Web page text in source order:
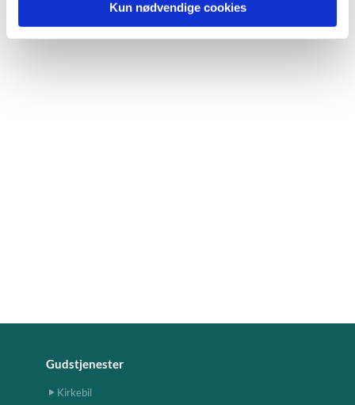
Kun nødvendige cookies
Gudstjenester
Kirkebil